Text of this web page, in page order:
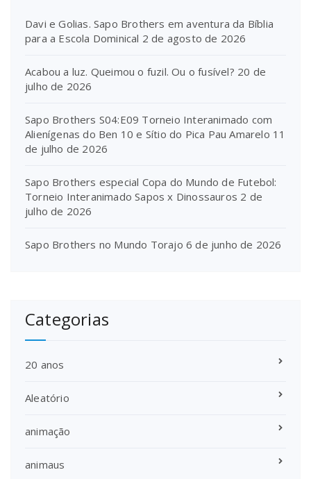
Davi e Golias. Sapo Brothers em aventura da Bíblia
para a Escola Dominical 2 de agosto de 2026
Acabou a luz. Queimou o fuzil. Ou o fusível? 20 de
julho de 2026
Sapo Brothers S04:E09 Torneio Interanimado com
Alienígenas do Ben 10 e Sítio do Pica Pau Amarelo 11
de julho de 2026
Sapo Brothers especial Copa do Mundo de Futebol:
Torneio Interanimado Sapos x Dinossauros 2 de
julho de 2026
Sapo Brothers no Mundo Torajo 6 de junho de 2026
Categorias
20 anos
Aleatório
animação
animaus